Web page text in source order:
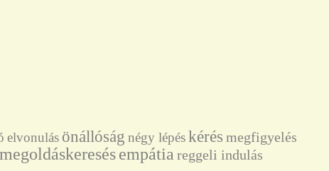
elvonulás önállóság négy lépéskérés megfigyelés
megoldáskeresésempátia reggeli indulás